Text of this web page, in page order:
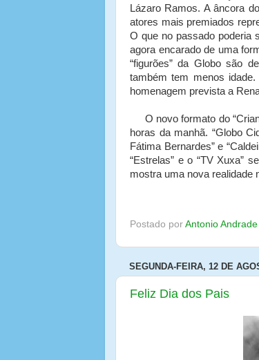
Lázaro Ramos. A âncora
atores mais premiados
O que no passado poderia
agora encarado de uma
“figurões” da Globo são
também tem menos
homenagem prevista a
O novo formato do
horas da manhã. “Globo
Fátima Bernardes” e
“Estrelas” e o “TV Xuxa”
mostra uma nova realidade
Postado por Antonio Andrade
SEGUNDA-FEIRA, 12 DE
Feliz Dia dos Pais